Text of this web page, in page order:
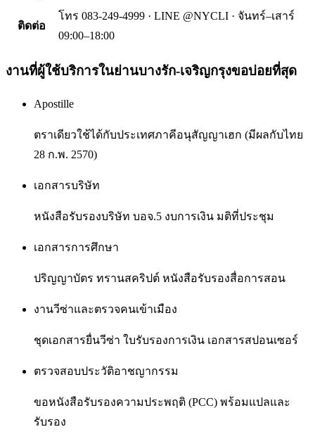
ติดต่อ
โทร 083-249-4999 · LINE @NYCLI · จันทร์–เสาร์
09:00–18:00
งานที่ผู้ใช้บริการในย่านบางรัก-เจริญกรุงขอบ่อยที่สุด
Apostille
ตราเดียวใช้ได้กับประเทศภาคีอนุสัญญาเฮก (มีผลกับไทย
28 ก.พ. 2570)
เอกสารบริษัท
หนังสือรับรองบริษัท บอจ.5 งบการเงิน มติที่ประชุม
เอกสารการศึกษา
ปริญญาบัตร ทรานสคริปต์ หนังสือรับรองสื่อการสอน
งานวีซ่าและตรวจคนเข้าเมือง
ชุดเอกสารยื่นวีซ่า ใบรับรองการเงิน เอกสารสปอนเซอร์
ตรวจสอบประวัติอาชญากรรม
ขอหนังสือรับรองความประพฤติ (PCC) พร้อมแปลและ
รับรอง